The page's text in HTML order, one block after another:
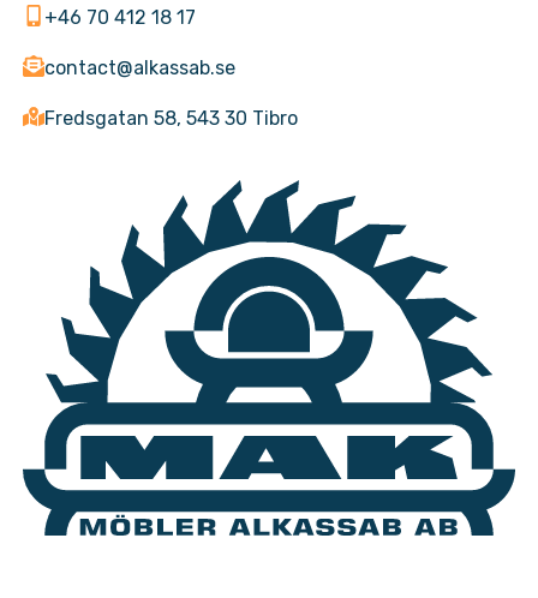
+46 70 412 18 17
contact@alkassab.se
Fredsgatan 58, 543 30 Tibro